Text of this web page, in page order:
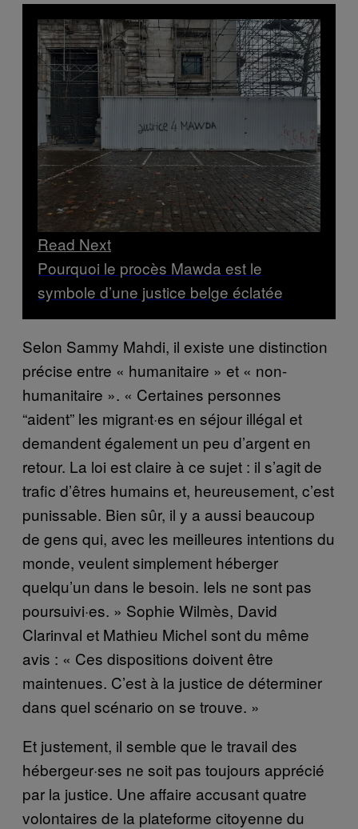
Read Next
Pourquoi le procès Mawda est le
symbole d’une justice belge éclatée
Selon Sammy Mahdi, il existe une distinction
précise entre « humanitaire » et « non-
humanitaire ». « Certaines personnes
“aident” les migrant·es en séjour illégal et
demandent également un peu d’argent en
retour. La loi est claire à ce sujet : il s’agit de
trafic d’êtres humains et, heureusement, c’est
punissable. Bien sûr, il y a aussi beaucoup
de gens qui, avec les meilleures intentions du
monde, veulent simplement héberger
quelqu’un dans le besoin. Iels ne sont pas
poursuivi·es. » Sophie Wilmès, David
Clarinval et Mathieu Michel sont du même
avis : « Ces dispositions doivent être
maintenues. C’est à la justice de déterminer
dans quel scénario on se trouve. »
Et justement, il semble que le travail des
hébergeur·ses ne soit pas toujours apprécié
par la justice. Une affaire accusant quatre
volontaires de la plateforme citoyenne du